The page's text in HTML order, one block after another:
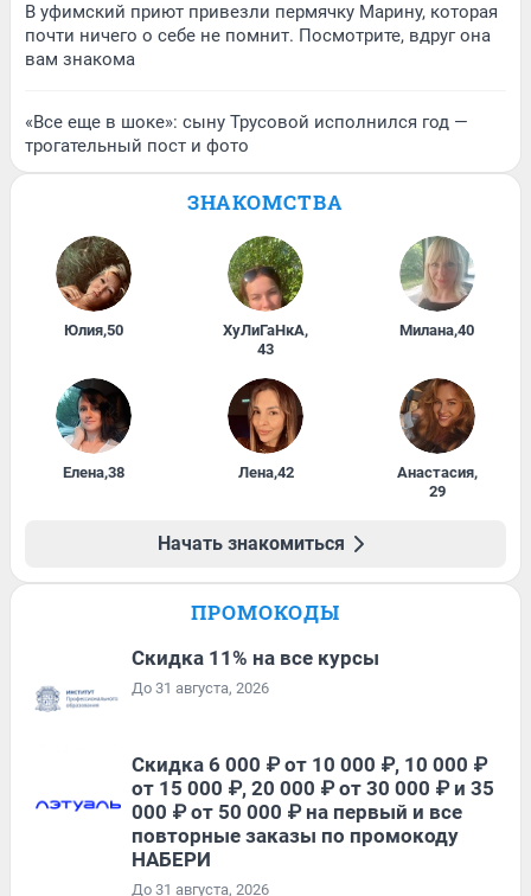
В уфимский приют привезли пермячку Марину, которая
почти ничего о себе не помнит. Посмотрите, вдруг она
вам знакома
«Все еще в шоке»: сыну Трусовой исполнился год —
трогательный пост и фото
ЗНАКОМСТВА
Юлия,50 ХуЛиГаНкА,
43
Милана,40
Елена,38 Лена,42 Анастасия,
29
Начать знакомиться
ПРОМОКОДЫ
Скидка 11% на все курсы
До 31 августа, 2026
Скидка 6 000 ₽ от 10 000 ₽, 10 000 ₽
от 15 000 ₽, 20 000 ₽ от 30 000 ₽ и 35
000 ₽ от 50 000 ₽ на первый и все
повторные заказы по промокоду
НАБЕРИ
До 31 августа, 2026